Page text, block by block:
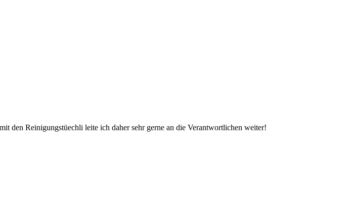
den Reinigungstüechli leite ich daher sehr gerne an die Verantwortlichen weiter!